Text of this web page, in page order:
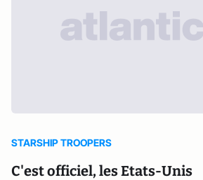
STARSHIP TROOPERS
C'est officiel, les Etats-Unis